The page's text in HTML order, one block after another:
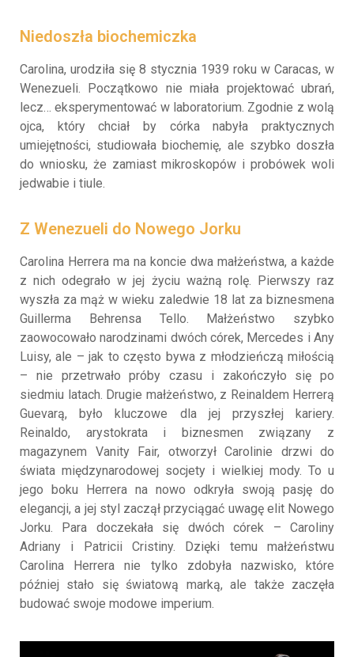
Niedoszła biochemiczka
Carolina, urodziła się 8 stycznia 1939 roku w Caracas, w
Wenezueli. Początkowo nie miała projektować ubrań,
lecz… eksperymentować w laboratorium. Zgodnie z wolą
ojca, który chciał by córka nabyła praktycznych
umiejętności, studiowała biochemię, ale szybko doszła
do wniosku, że zamiast mikroskopów i probówek woli
jedwabie i tiule.
Z Wenezueli do Nowego Jorku
Carolina Herrera ma na koncie dwa małżeństwa, a każde
z nich odegrało w jej życiu ważną rolę. Pierwszy raz
wyszła za mąż w wieku zaledwie 18 lat za biznesmena
Guillerma Behrensa Tello. Małżeństwo szybko
zaowocowało narodzinami dwóch córek, Mercedes i Any
Luisy, ale – jak to często bywa z młodzieńczą miłością
– nie przetrwało próby czasu i zakończyło się po
siedmiu latach. Drugie małżeństwo, z Reinaldem Herrerą
Guevarą, było kluczowe dla jej przyszłej kariery.
Reinaldo, arystokrata i biznesmen związany z
magazynem Vanity Fair, otworzył Carolinie drzwi do
świata międzynarodowej socjety i wielkiej mody. To u
jego boku Herrera na nowo odkryła swoją pasję do
elegancji, a jej styl zaczął przyciągać uwagę elit Nowego
Jorku. Para doczekała się dwóch córek – Caroliny
Adriany i Patricii Cristiny. Dzięki temu małżeństwu
Carolina Herrera nie tylko zdobyła nazwisko, które
później stało się światową marką, ale także zaczęła
budować swoje modowe imperium.